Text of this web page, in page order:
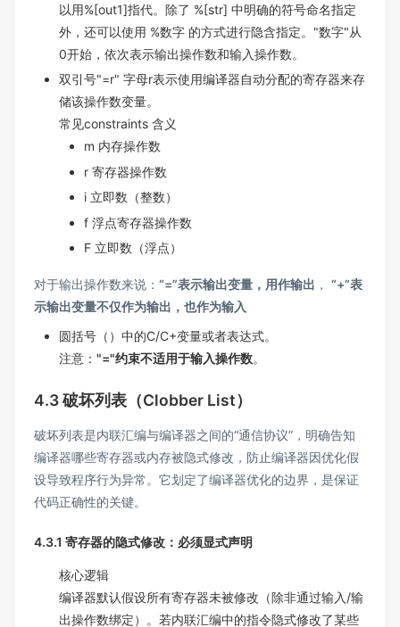
以用%[out1]指代。除了 %[str] 中明确的符号命名指定
外，还可以使用 %数字 的方式进行隐含指定。"数字"从
0开始，依次表示输出操作数和输入操作数。
双引号"=r" 字母r表示使用编译器自动分配的寄存器来存
储该操作数变量。
常见constraints 含义
m 内存操作数
r 寄存器操作数
i 立即数（整数）
f 浮点寄存器操作数
F 立即数（浮点）
对于输出操作数来说： “=”表示输出变量，用作输出 ， “+”表
示输出变量不仅作为输出，也作为输入
圆括号（）中的C/C+变量或者表达式。
注意： "="约束不适用于输入操作数。
4.3 破坏列表（Clobber List）
破坏列表是内联汇编与编译器之间的“通信协议”，明确告知
编译器哪些寄存器或内存被隐式修改，防止编译器因优化假
设导致程序行为异常。它划定了编译器优化的边界，是保证
代码正确性的关键。
4.3.1 寄存器的隐式修改：必须显式声明
核心逻辑
编译器默认假设所有寄存器未被修改（除非通过输入/输
出操作数绑定）。若内联汇编中的指令隐式修改了某些